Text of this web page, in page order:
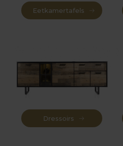
Eetkamertafels
Dressoirs